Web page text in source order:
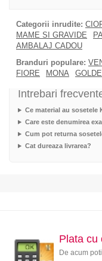
Categorii inrudite:
MAME SI GRAVIDE
AMBALAJ CADOU
Branduri populare:
FIORE
MONA
Intrebari
Ce material au sosetele
Care este denumirea
Cum pot returna
Cat dureaza livrarea?
Plata cu
De acum